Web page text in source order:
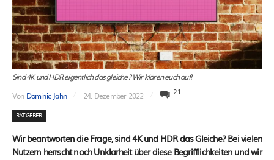
Sind 4K und HDR eigentlich das gleiche? Wir klären euch auf!
Von Dominic Jahn 24. Dezember 2022 21
RATGEBER
Wir beantworten die Frage, sind 4K und HDR das Gleiche? Bei vielen
Nutzern herrscht noch Unklarheit über diese Begrifflichkeiten und wir